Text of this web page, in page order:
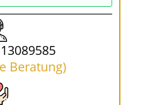
Beratung)